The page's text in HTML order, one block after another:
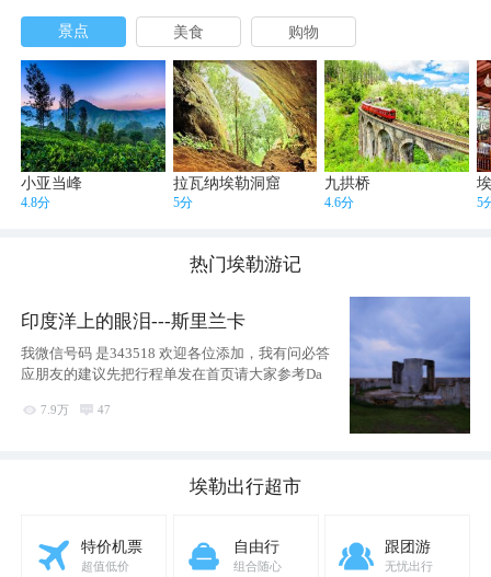
景点 美食 购物
小亚当峰
4.8分
拉瓦纳埃勒洞窟
5分
九拱桥
4.6分 5
热门埃勒游记
印度洋上的眼泪---斯里兰卡
我微信号码 是343518 欢迎各位添加，我有问必答
应朋友的建议先把行程单发在首页请大家参考Da
 7.9万  47
埃勒出行超市
特价机票
超值低价
自由行
组合随心
跟团游
无忧出行